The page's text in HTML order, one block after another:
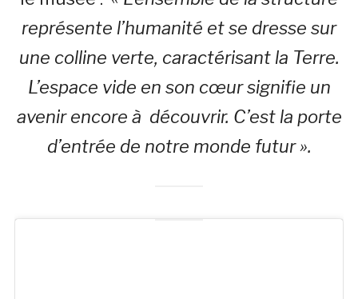
représente l’humanité et se dresse sur
une colline verte, caractérisant la Terre.
L’espace vide en son cœur signifie un
avenir encore à découvrir. C’est la porte
d’entrée de notre monde futur ».